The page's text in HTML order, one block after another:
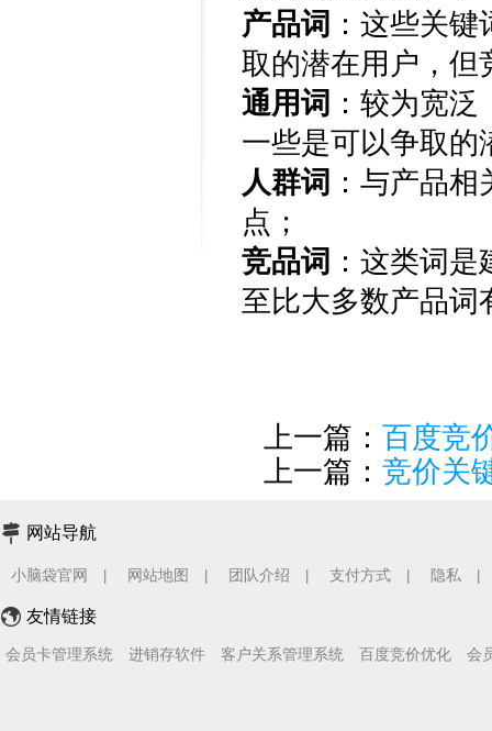
产品词 ：这些关
取的潜在用户，但
通用词 ：较为宽
一些是可以争取的
人群词 ：与产品
点；
竞品词 ：这类词
至比大多数产品词
上一篇： 百度竞
上一篇： 竞价关
网站导航
小脑袋官网 网站地图 团队介绍 支付方式 隐私
友情链接
会员卡管理系统 进销存软件 客户关系管理系统 百度竞价优化 会